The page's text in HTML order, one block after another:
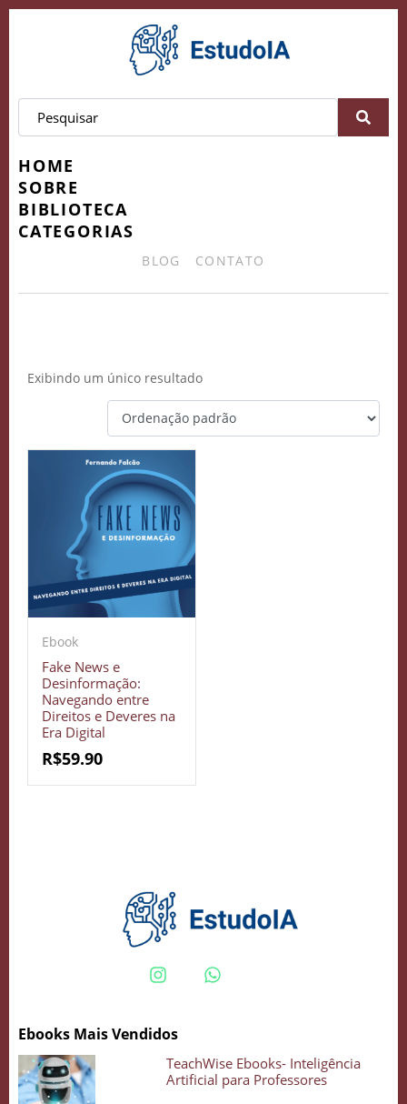
HOME
SOBRE
BIBLIOTECA
CATEGORIAS
BLOG CONTATO
Exibindo um único resultado
Ebook
Fake News e
Desinformação:
Navegando entre
Direitos e Deveres na
Era Digital
R$59.90
Ebooks Mais Vendidos
TeachWise Ebooks- Inteligência
Artificial para Professores
Crie seu Avatar com Inteligência Artificial
COMECE GRÁTIS